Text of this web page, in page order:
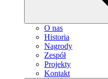
O nas
Historia
Nagrody
Zespół
Projekty
Kontakt